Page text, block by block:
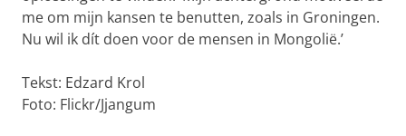
me om mijn kansen te benutten, zoals in Groningen.
Nu wil ik dít doen voor de mensen in Mongolië.’
Tekst: Edzard Krol
Foto: Flickr/Jjangum